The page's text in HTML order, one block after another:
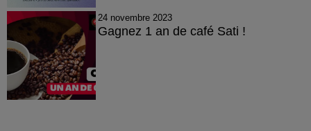
24 novembre 2023
Gagnez 1 an de café Sati !